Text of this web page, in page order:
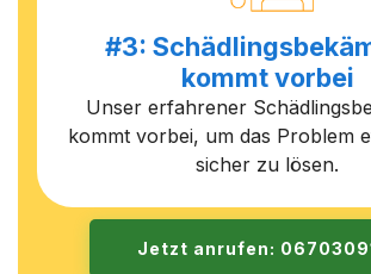
#3:
kommt vorbei
Unser erfahrener
kommt vorbei, um das Problem
sicher zu lösen.
Jetzt anrufen: